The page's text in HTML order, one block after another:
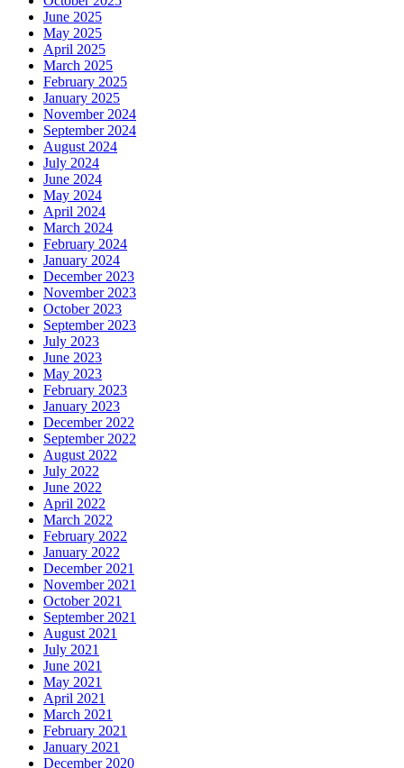
June 2025
May 2025
April 2025
March 2025
February 2025
January 2025
November 2024
September 2024
August 2024
July 2024
June 2024
May 2024
April 2024
March 2024
February 2024
January 2024
December 2023
November 2023
October 2023
September 2023
July 2023
June 2023
May 2023
February 2023
January 2023
December 2022
September 2022
August 2022
July 2022
June 2022
April 2022
March 2022
February 2022
January 2022
December 2021
November 2021
October 2021
September 2021
August 2021
July 2021
June 2021
May 2021
April 2021
March 2021
February 2021
January 2021
December 2020